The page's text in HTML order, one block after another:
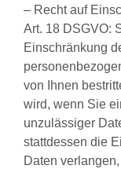
– Recht auf
Art. 18 DSGVO:
Einschränkung
von Ihnen
wird, wenn Sie
unzulässiger
stattdessen die
Daten